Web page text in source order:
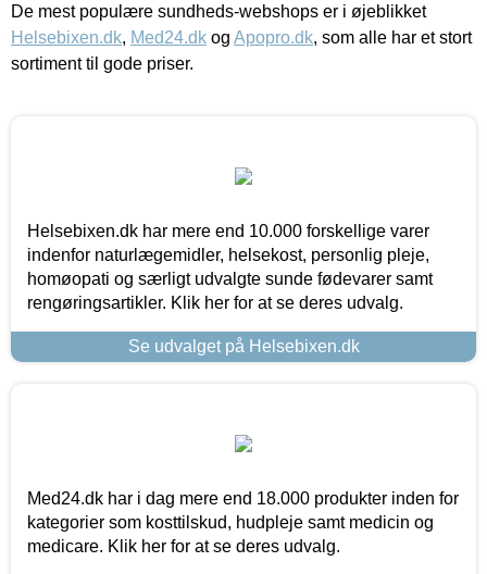
De mest populære sundheds-webshops er i øjeblikket
Helsebixen.dk, Med24.dk og Apopro.dk, som alle har et stort
sortiment til gode priser.
Helsebixen.dk har mere end 10.000 forskellige varer
indenfor naturlægemidler, helsekost, personlig pleje,
homøopati og særligt udvalgte sunde fødevarer samt
rengøringsartikler. Klik her for at se deres udvalg.
Se udvalget på Helsebixen.dk
Med24.dk har i dag mere end 18.000 produkter inden for
kategorier som kosttilskud, hudpleje samt medicin og
medicare. Klik her for at se deres udvalg.